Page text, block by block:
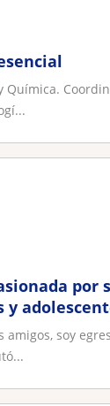
por
y
amigos, soy